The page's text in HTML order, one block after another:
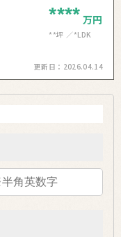
**** 万円
**坪 *LDK
更新日： 2026.04.14